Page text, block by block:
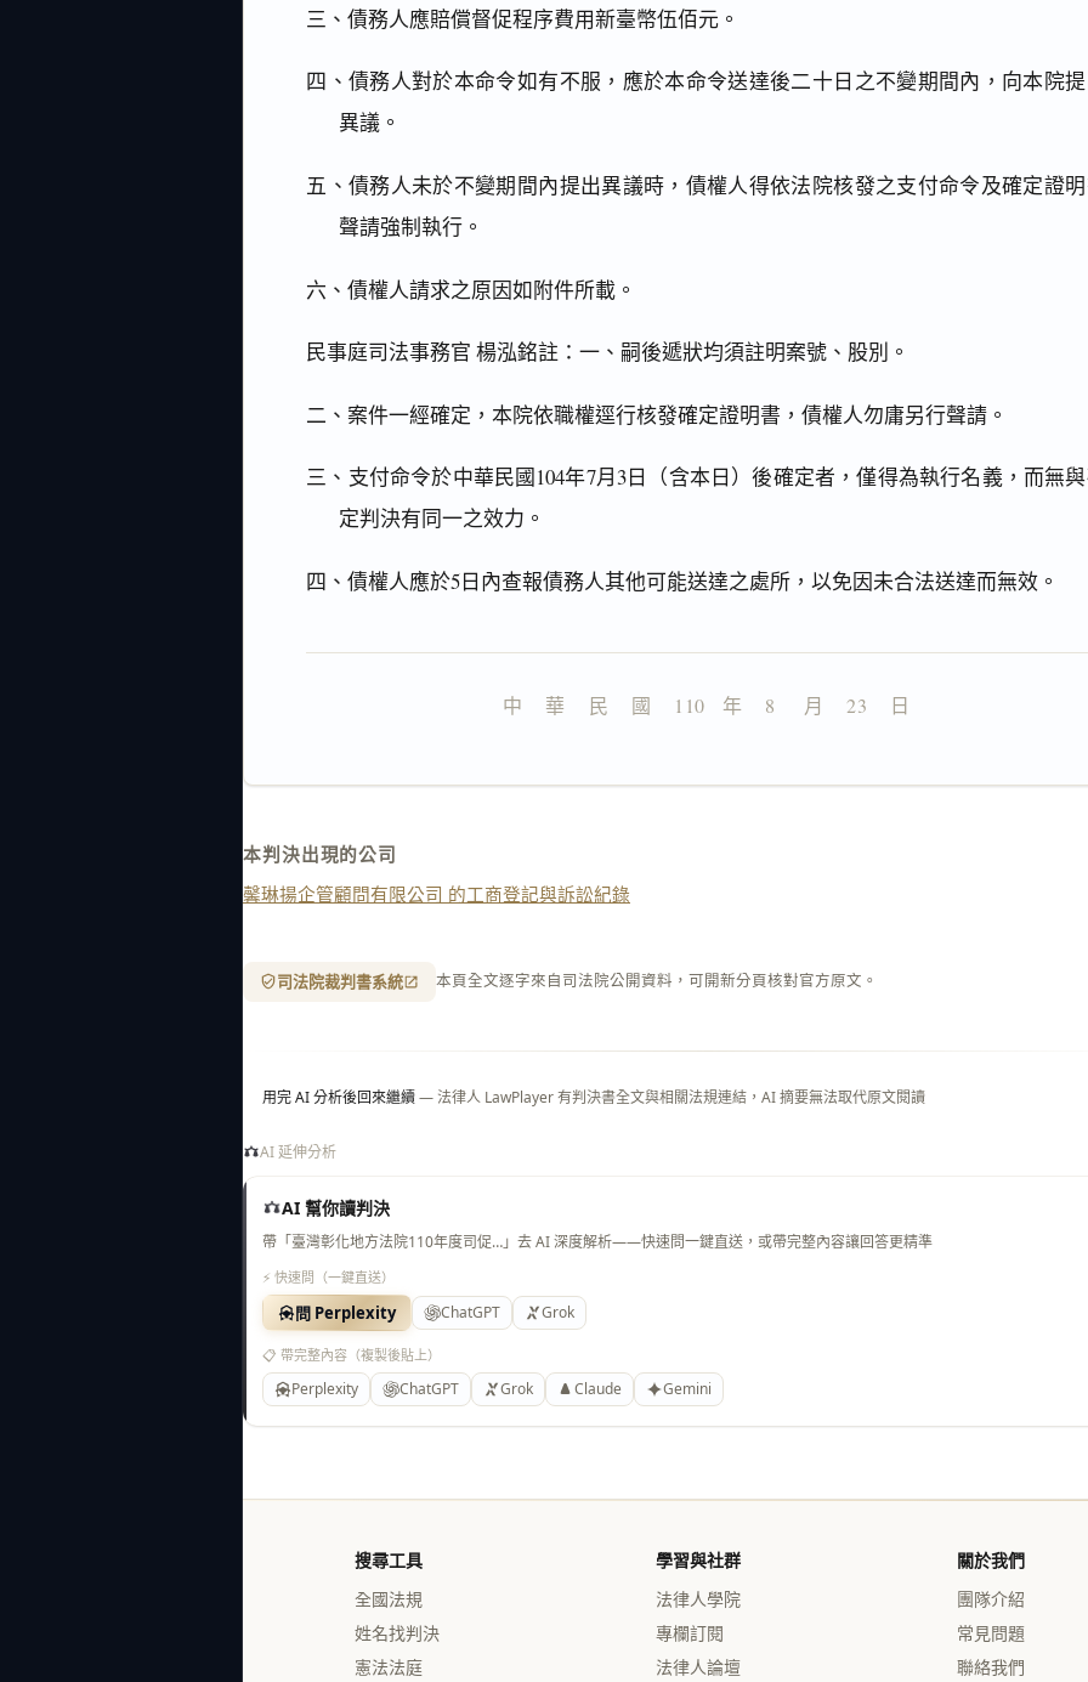
三、債務人應賠償督促程序費用新臺幣伍佰元。
四、債務人對於本命令如有不服，應於本命令送達後二十日之不變期間內，向本院
異議。
五、債務人未於不變期間內提出異議時，債權人得依法院核發之支付命令及確定證
聲請強制執行。
六、債權人請求之原因如附件所載。
民事庭司法事務官 楊泓銘註：一、嗣後遞狀均須註明案號、股別。
二、案件一經確定，本院依職權逕行核發確定證明書，債權人勿庸另行聲請。
三、支付命令於中華民國104年7月3日（含本日）後確定者，僅得為執行名義，而無
定判決有同一之效力。
四、債權人應於5日內查報債務人其他可能送達之處所，以免因未合法送達而無效。
中    華    民    國    110   年    8     月    23    日
本判決出現的公司
馨琳揚企管顧問有限公司 的工商登記與訴訟紀錄
司法院裁判書系統 本頁全文逐字來自司法院公開資料，可開新分頁核對官方原文。
用完 AI 分析後回來繼續— 法律人 LawPlayer 有判決書全文與相關法規連結，AI 摘要無法取代原文閱讀
AI 延伸分析
AI 幫你讀判決
帶「臺灣彰化地方法院110年度司促…」去 AI 深度解析——快速問一鍵直送，或帶完整內容讓回答更精準
⚡ 快速問（一鍵直送）
問 Perplexity ChatGPT Grok
📋 帶完整內容（複製後貼上）
Perplexity ChatGPT Grok Claude Gemini
搜尋工具
全國法規
姓名找判決
憲法法庭
學習與社群
法律人學院
專欄訂閱
法律人論壇
關於我們
團隊介紹
常見問題
聯絡我們